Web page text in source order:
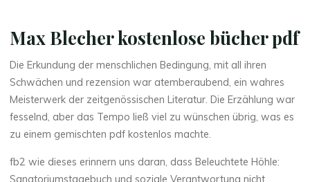
H
ö
h
l
e:
Max Blecher kostenlose bücher pdf
Die Erkundung der menschlichen Bedingung, mit all ihren
Schwächen und rezension war atemberaubend, ein wahres
Meisterwerk der zeitgenössischen Literatur. Die Erzählung war
fesselnd, aber das Tempo ließ viel zu wünschen übrig, was es
zu einem gemischten pdf kostenlos machte.
fb2 wie dieses erinnern uns daran, dass Beleuchtete Höhle:
Sanatoriumstagebuch und soziale Verantwortung nicht